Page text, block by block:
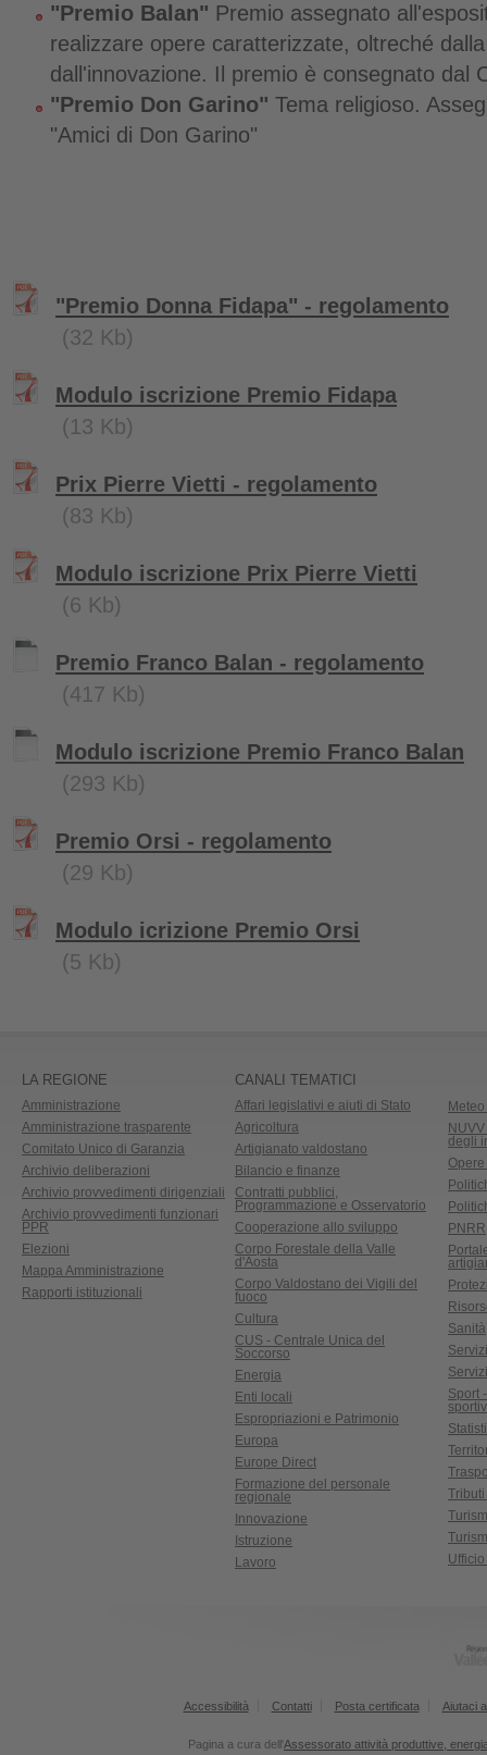
"Premio Balan" Premio assegnato
realizzare opere caratterizzate, oltreché
dall'innovazione. Il premio è consegnato dal
"Premio Don Garino" Tema religioso.
"Amici di Don Garino"
"Premio Donna Fidapa" - regolamento
(32 Kb)
Modulo iscrizione Premio Fidapa
(13 Kb)
Prix Pierre Vietti - regolamento
(83 Kb)
Modulo iscrizione Prix Pierre Vietti
(6 Kb)
Premio Franco Balan - regolamento
(417 Kb)
Modulo iscrizione Premio Franco Balan
(293 Kb)
Premio Orsi - regolamento
(29 Kb)
Modulo icrizione Premio Orsi
(5 Kb)
LA REGIONE
Amministrazione
Amministrazione trasparente
Comitato Unico di Garanzia
Archivio deliberazioni
Archivio provvedimenti dirigenziali
Archivio provvedimenti funzionari
PPR
Elezioni
Mappa Amministrazione
Rapporti istituzionali
CANALI TEMATICI
Affari legislativi e aiuti di Stato
Agricoltura
Artigianato valdostano
Bilancio e finanze
Contratti pubblici,
Programmazione e Osservatorio
Cooperazione allo sviluppo
Corpo Forestale della Valle
d'Aosta
Corpo Valdostano dei Vigili del
fuoco
Cultura
CUS - Centrale Unica del
Soccorso
Energia
Enti locali
Espropriazioni e Patrimonio
Europa
Europe Direct
Formazione del personale
regionale
Innovazione
Istruzione
Lavoro
degli
PNRR
Sanità
Sport
Accessibilità Contatti Posta certificata Aiutaci
Pagina a cura dell'Assessorato attività produttive,